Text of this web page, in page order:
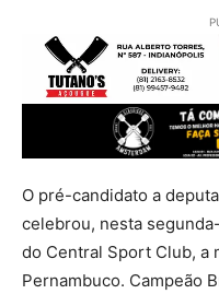
O pré-candidato a
celebrou, nesta
do Central Sport Club, a
Pernambuco. Campeão